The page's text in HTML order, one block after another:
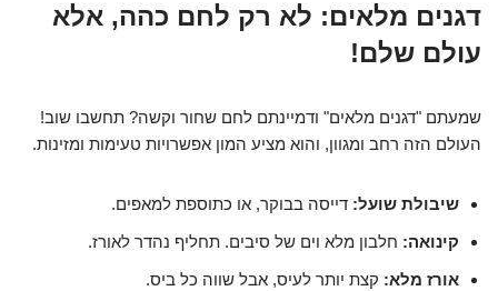
דגנים מלאים: לא רק לחם כהה, אלא
עולם שלם!
שמעתם "דגנים מלאים" ודמיינתם לחם שחור וקשה? תחשבו שוב!
העולם הזה רחב ומגוון, והוא מציע המון אפשרויות טעימות ומזינות.
שיבולת שועל: דייסה בבוקר, או כתוספת למאפים.
קינואה: חלבון מלא וים של סיבים. תחליף נהדר לאורז.
אורז מלא: קצת יותר לעיס, אבל שווה כל ביס.